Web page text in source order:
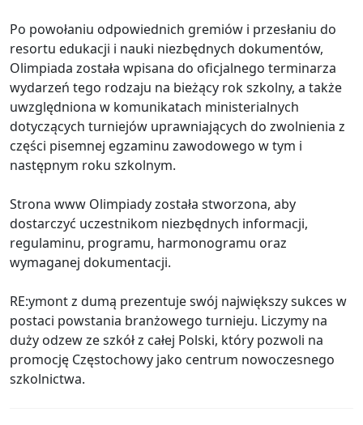
Po powołaniu odpowiednich gremiów i przesłaniu do
resortu edukacji i nauki niezbędnych dokumentów,
Olimpiada została wpisana do oficjalnego terminarza
wydarzeń tego rodzaju na bieżący rok szkolny, a także
uwzględniona w komunikatach ministerialnych
dotyczących turniejów uprawniających do zwolnienia z
części pisemnej egzaminu zawodowego w tym i
następnym roku szkolnym.
Strona www Olimpiady została stworzona, aby
dostarczyć uczestnikom niezbędnych informacji,
regulaminu, programu, harmonogramu oraz
wymaganej dokumentacji.
RE:ymont z dumą prezentuje swój największy sukces w
postaci powstania branżowego turnieju. Liczymy na
duży odzew ze szkół z całej Polski, który pozwoli na
promocję Częstochowy jako centrum nowoczesnego
szkolnictwa.